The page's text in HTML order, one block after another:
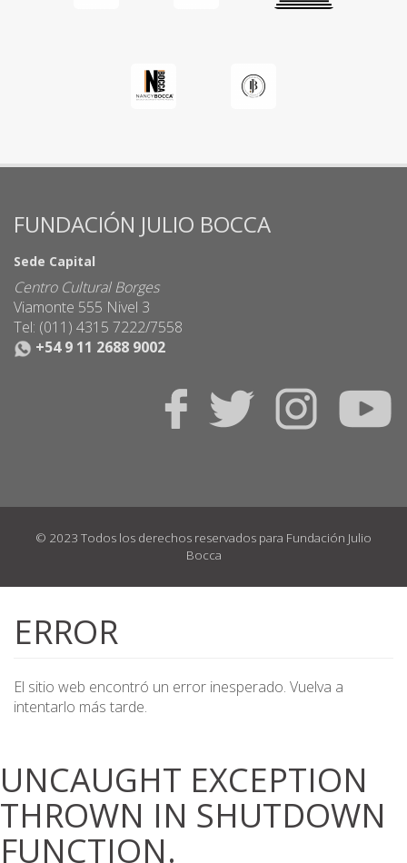
FUNDACIÓN JULIO BOCCA
Sede Capital
Centro Cultural Borges
Viamonte 555 Nivel 3
Tel: (011) 4315 7222/7558
+54 9 11 2688 9002
© 2023 Todos los derechos reservados para Fundación Julio
Bocca
contenido
ERROR
El sitio web encontró un error inesperado. Vuelva a
intentarlo más tarde.
UNCAUGHT EXCEPTION
THROWN IN SHUTDOWN
FUNCTION.